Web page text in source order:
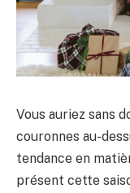
Vous auriez sans
couronnes au-
tendance en
présent cette